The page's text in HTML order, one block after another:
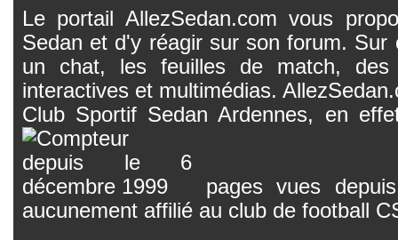
Le portail AllezSedan.com vous
Sedan et d'y réagir sur son forum.
un chat, les feuilles de match, des
interactives et multimédias.
Club Sportif Sedan Ardennes, en
pages vues
aucunement affilié au club de football